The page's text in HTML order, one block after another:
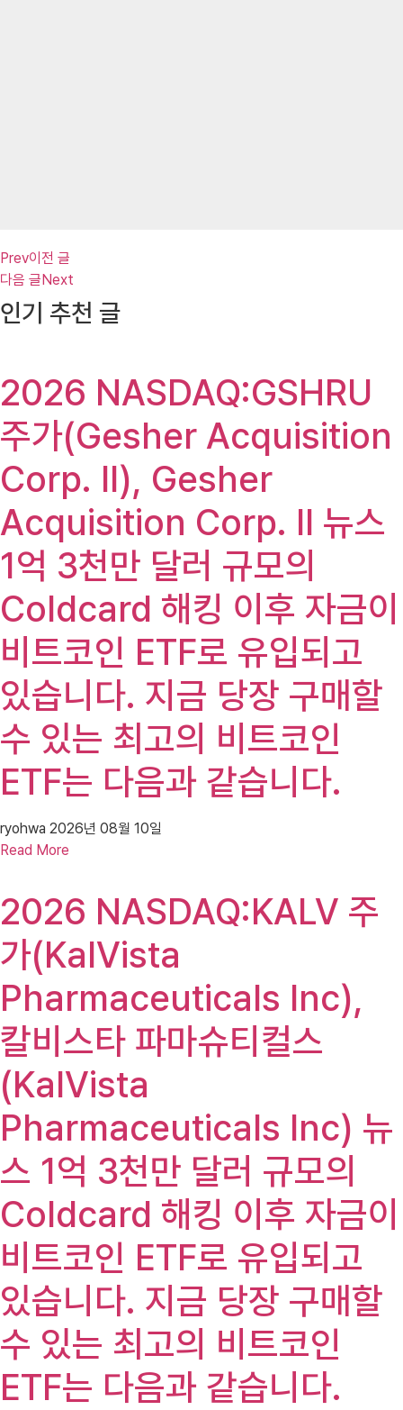
Prev이전 글
다음 글Next
인기 추천 글
2026 NASDAQ:GSHRU
주가(Gesher Acquisition
Corp. II), Gesher
Acquisition Corp. II 뉴스
1억 3천만 달러 규모의
Coldcard 해킹 이후 자금이
비트코인 ​​ETF로 유입되고
있습니다. 지금 당장 구매할
수 있는 최고의 비트코인 ​​
ETF는 다음과 같습니다.
ryohwa 2026년 08월 10일
Read More
2026 NASDAQ:KALV 주
가(KalVista
Pharmaceuticals Inc),
칼비스타 파마슈티컬스
(KalVista
Pharmaceuticals Inc) 뉴
스 1억 3천만 달러 규모의
Coldcard 해킹 이후 자금이
비트코인 ​​ETF로 유입되고
있습니다. 지금 당장 구매할
수 있는 최고의 비트코인 ​​
ETF는 다음과 같습니다.